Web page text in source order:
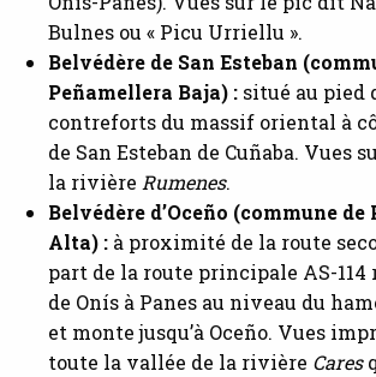
Bulnes ou « Picu Urriellu ».
Belvédère de San Esteban
Peñamellera Baja) : situé au pied
contreforts du massif oriental à
de San Esteban de Cuñaba. Vues
la rivière Rumenes.
Belvédère d’Oceño (commune
Alta) : à proximité de la route
part de la route principale AS-114
de Onís à Panes au niveau du
et monte jusqu’à Oceño. Vues
toute la vallée de la rivière Cares